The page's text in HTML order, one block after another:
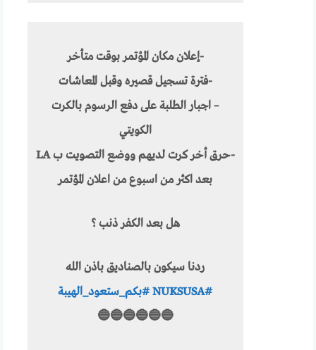
-إعلان مكان المؤتمر بوقت متأخر
-فترة تسجيل قصيره وقبل المعاشات
– اجبار الطلبة على دفع الرسوم بالكرت
الكويتي
-حرق أخر كرت لديهم ووضع التصويت ب LA
بعد اكثر من اسبوع من اعلان المؤتمر
هل بعد الكفر ذنب ؟
ردنا سيكون بالصناديق باذن الله
#NUKSUSA
#بكم_ستعود_الهيبة
🔵🔵🔵🔵🔵🔵